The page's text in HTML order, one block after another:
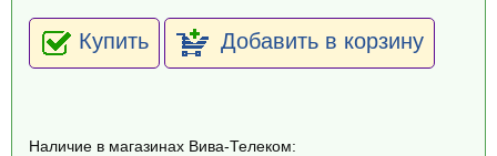
Купить Добавить в корзину
Наличие в магазинах Вива-Телеком: